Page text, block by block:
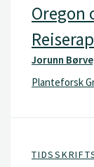
Oregon
Jorunn
Planteforsk